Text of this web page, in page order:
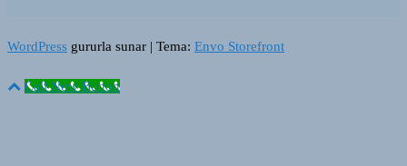
WordPress gururla sunar | Tema: Envo Storefront
Call Now Button